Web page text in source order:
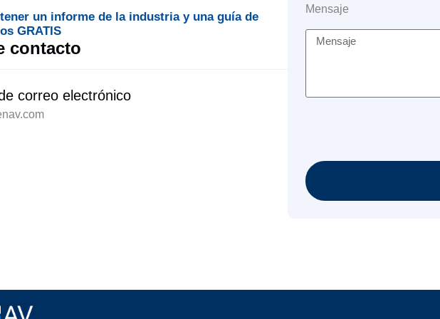
un informe de la industria y una guía de
GRATIS
contacto
correo electrónico
Mensaje